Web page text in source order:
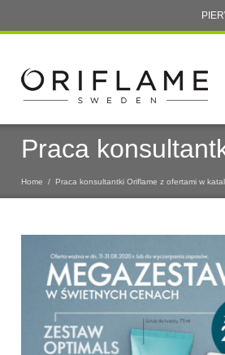
Praca
Home / Praca konsultantki Oriflame z ofertami w